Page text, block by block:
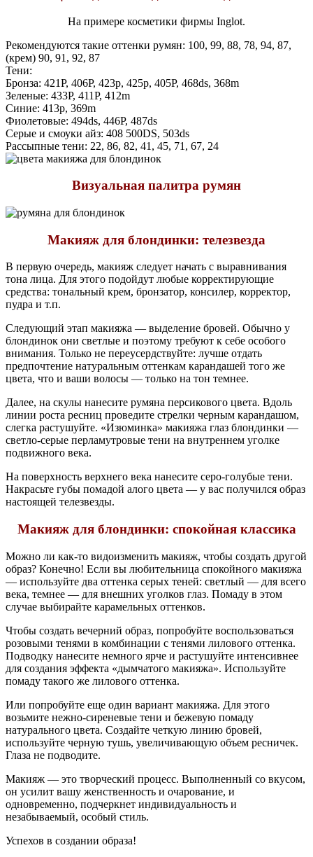
На примере косметики фирмы Inglot.
Рекомендуются такие оттенки румян: 100, 99, 88, 78, 94, 87,
(крем) 90, 91, 92, 87
Тени:
Бронза: 421P, 406P, 423p, 425p, 405P, 468ds, 368m
Зеленые: 433P, 411P, 412m
Синие: 413p, 369m
Фиолетовые: 494ds, 446P, 487ds
Серые и смоуки айз: 408 500DS, 503ds
Рассыпные тени: 22, 86, 82, 41, 45, 71, 67, 24
Визуальная палитра румян
Макияж для блондинки: телезвезда
В первую очередь, макияж следует начать с выравнивания
тона лица. Для этого подойдут любые корректирующие
средства: тональный крем, бронзатор, консилер, корректор,
пудра и т.п.
Следующий этап макияжа — выделение бровей. Обычно у
блондинок они светлые и поэтому требуют к себе особого
внимания. Только не переусердствуйте: лучше отдать
предпочтение натуральным оттенкам карандашей того же
цвета, что и ваши волосы — только на тон темнее.
Далее, на скулы нанесите румяна персикового цвета. Вдоль
линии роста ресниц проведите стрелки черным карандашом,
слегка растушуйте. «Изюминка» макияжа глаз блондинки —
светло-серые перламутровые тени на внутреннем уголке
подвижного века.
На поверхность верхнего века нанесите серо-голубые тени.
Накрасьте губы помадой алого цвета — у вас получился образ
настоящей телезвезды.
Макияж для блондинки: спокойная классика
Можно ли как-то видоизменить макияж, чтобы создать другой
образ? Конечно! Если вы любительница спокойного макияжа
— используйте два оттенка серых теней: светлый — для всего
века, темнее — для внешних уголков глаз. Помаду в этом
случае выбирайте карамельных оттенков.
Чтобы создать вечерний образ, попробуйте воспользоваться
розовыми тенями в комбинации с тенями лилового оттенка.
Подводку нанесите немного ярче и растушуйте интенсивнее
для создания эффекта «дымчатого макияжа». Используйте
помаду такого же лилового оттенка.
Или попробуйте еще один вариант макияжа. Для этого
возьмите нежно-сиреневые тени и бежевую помаду
натурального цвета. Создайте четкую линию бровей,
используйте черную тушь, увеличивающую объем ресничек.
Глаза не подводите.
Макияж — это творческий процесс. Выполненный со вкусом,
он усилит вашу женственность и очарование, и
одновременно, подчеркнет индивидуальность и
незабываемый, особый стиль.
Успехов в создании образа!